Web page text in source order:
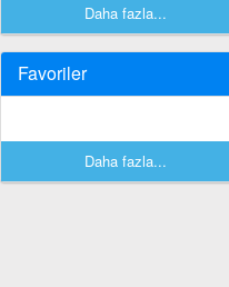
Daha fazla...
Favoriler
Daha fazla...